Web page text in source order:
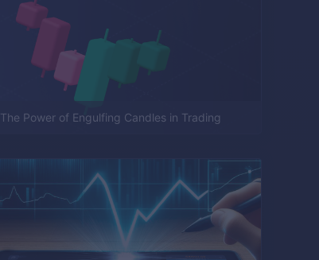
The Power of Engulfing Candles in Trading